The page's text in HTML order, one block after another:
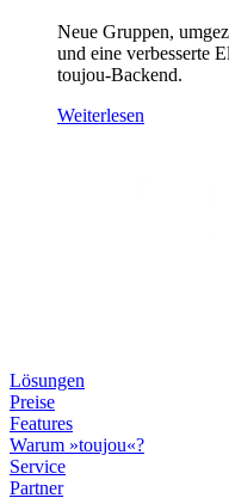
Neue Gruppen,
und eine verbesserte
toujou-Backend.
Weiterlesen
Lösungen
Preise
Features
Warum »toujou«?
Service
Partner